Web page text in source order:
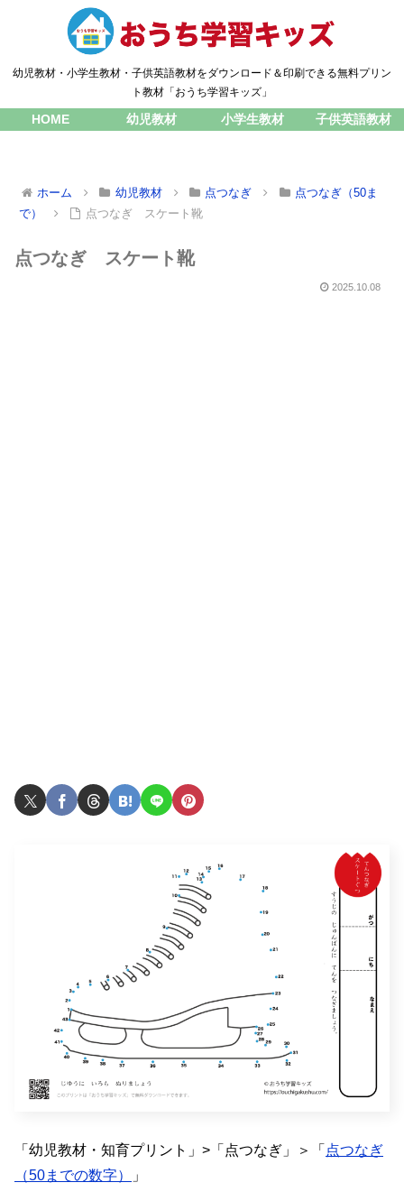
幼児教材・小学生教材・子供英語教材をダウンロード＆印刷できる無料プリン
ト教材「おうち学習キッズ」
HOME 幼児教材 小学生教材 子供英語教材
ホーム 幼児教材 点つなぎ
点つなぎ（50ま
で）
点つなぎ スケート靴
点つなぎ スケート靴
2025.10.08
「幼児教材・知育プリント」>「点つなぎ」＞「 点つなぎ
（50までの数字）
」